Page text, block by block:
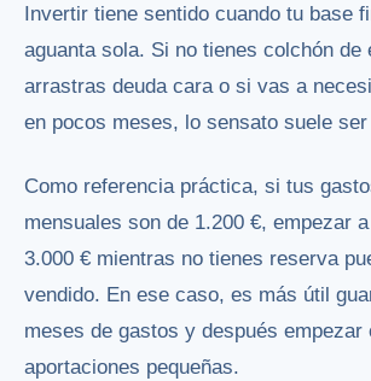
Invertir tiene sentido cuando tu base
aguanta sola. Si no tienes colchón de
arrastras deuda cara o si vas a
en pocos meses, lo sensato suele ser
Como referencia práctica, si tus
mensuales son de 1.200 €, empezar
3.000 € mientras no tienes reserva
vendido. En ese caso, es más útil
meses de gastos y después empezar
aportaciones pequeñas.